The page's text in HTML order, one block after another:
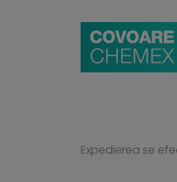
Expedierea se